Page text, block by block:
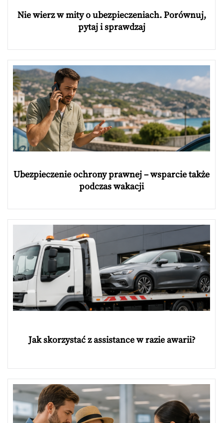
Nie wierz w mity o ubezpieczeniach. Porównuj,
pytaj i sprawdzaj
Ubezpieczenie ochrony prawnej – wsparcie także
podczas wakacji
Jak skorzystać z assistance w razie awarii?